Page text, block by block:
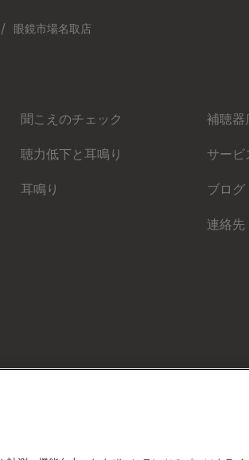
/ 眼鏡市場名取店
聞こえのチェック
聴力低下と耳鳴り
耳鳴り
補聴器
サービ
ブログ
連絡先